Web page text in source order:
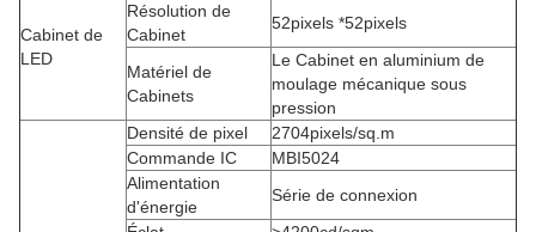
Cabinet de
LED
Résolution de
Cabinet
52pixels *52pixels
Matériel de
Cabinets
Le Cabinet en aluminium de
moulage mécanique sous
pression
Densité de pixel
2704pixels/sq.m
Commande IC
MBI5024
Alimentation
d'énergie
Série de connexion